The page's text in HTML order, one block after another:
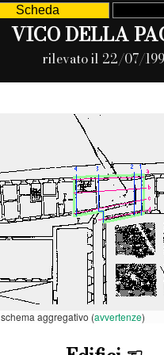
Scheda
VICO DELLA
rilevato il 22/07/
schema aggregativo (avvertenze)